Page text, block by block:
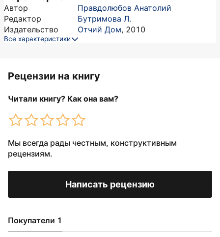
Автор
Правдолюбов Анатолий
Редактор
Бутримова Л.
Издательство
Отчий Дом, 2010
Все характеристики
Рецензии на книгу
Читали книгу? Как она вам?
Мы всегда рады честным, конструктивным
рецензиям.
Написать рецензию
Покупатели 1